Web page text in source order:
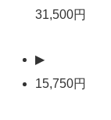
31,500円
▶
15,750円